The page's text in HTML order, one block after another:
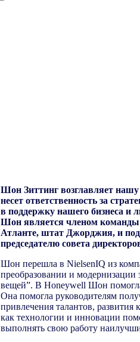
Шон Зиттинг возглавляет нашу
несет ответственность за
в поддержку нашего бизнеса и
Шон является членом команды
Атланте, штат Джорджия, и
председателю совета
Шон перешла в NielsenIQ из
преобразовании и модернизации
вещей”. В Honeywell Шон
Она помогла руководителям
привлечения талантов,
как технологии и инновации
выполнять свою работу